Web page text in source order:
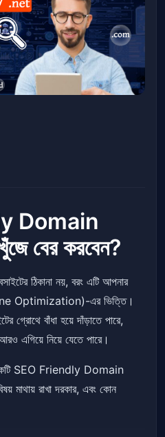
Domain
বের করবেন?
ঠিকানা নয়, বরং এটি আপনার
Optimization)-এর ভিত্তি।
গ্রোথে বাঁধা হয়ে দাঁড়াতে পারে,
এগিয়ে নিয়ে যেতে পারে।
SEO Friendly Domain
মাথায় রাখা দরকার, এবং কোন